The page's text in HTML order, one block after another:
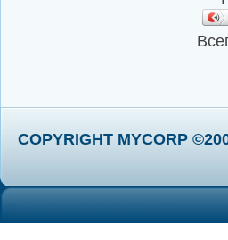
COPYRIGHT MYCORP